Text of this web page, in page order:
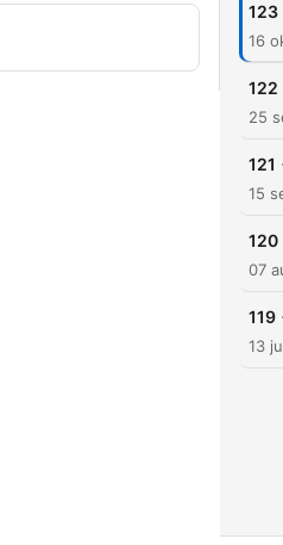
123
16
122
25
121
15
120
07
119
13